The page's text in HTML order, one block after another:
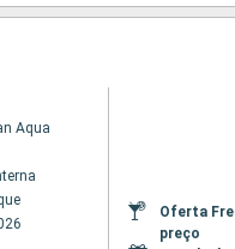
Aqua
Oferta
preço